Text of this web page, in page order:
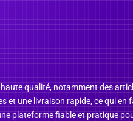
qualité, notamment des
une livraison rapide, ce qui
plateforme fiable et pratique